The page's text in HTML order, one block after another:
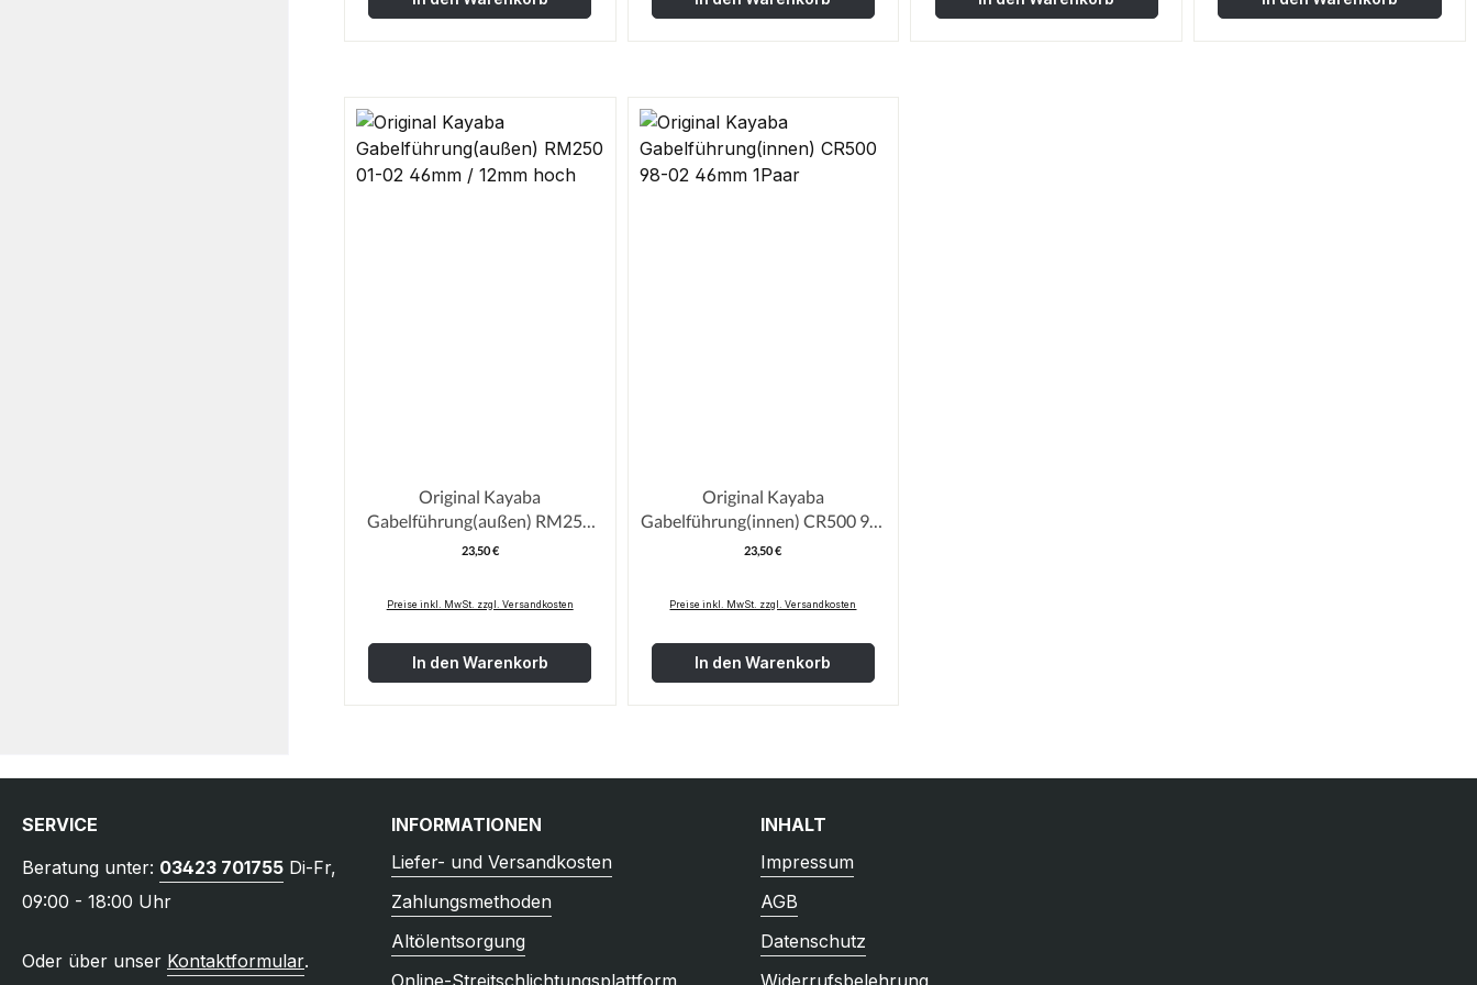
Original Kayaba
Gabelführung(außen) RM250
01-02 46mm / 12mm hoch
Regulärer Preis:
23,50 €
Preise inkl. MwSt. zzgl. Versandkosten
In den Warenkorb
Original Kayaba
Gabelführung(innen) CR500 98-
02 46mm 1Paar
Regulärer Preis:
23,50 €
Preise inkl. MwSt. zzgl. Versandkosten
In den Warenkorb
SERVICE
Beratung unter: 03423 701755 Di-Fr,
09:00 - 18:00 Uhr
Oder über unser Kontaktformular.
INFORMATIONEN
Liefer- und Versandkosten
Zahlungsmethoden
Altölentsorgung
Online-Streitschlichtungsplattform
INHALT
Impressum
AGB
Datenschutz
Widerrufsbelehrung